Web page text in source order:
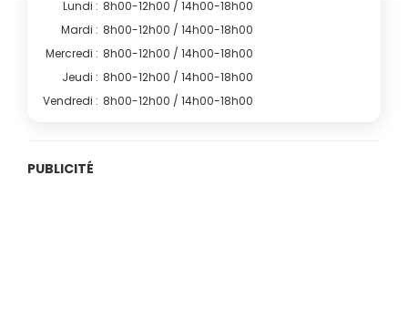
Lundi : 8h00-12h00 / 14h00-18h00
Mardi : 8h00-12h00 / 14h00-18h00
Mercredi : 8h00-12h00 / 14h00-18h00
Jeudi : 8h00-12h00 / 14h00-18h00
Vendredi : 8h00-12h00 / 14h00-18h00
PUBLICITÉ